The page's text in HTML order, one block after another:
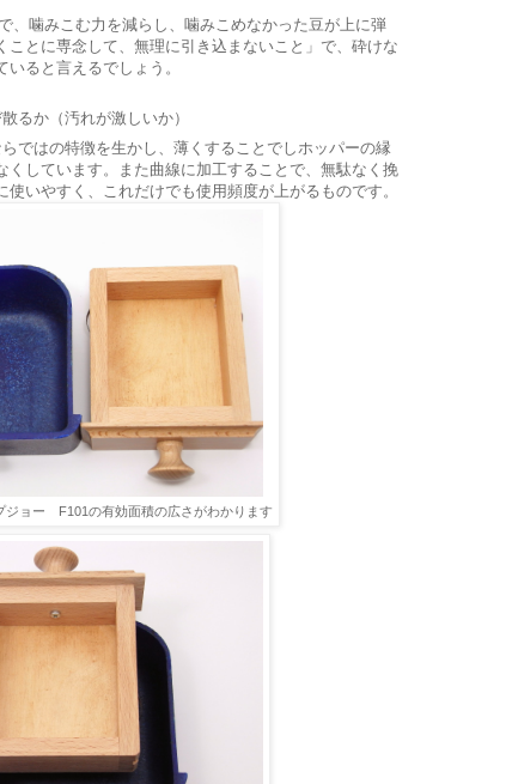
、噛みこむ力を減らし、噛みこめなかった豆が上に弾
ことに専念して、無理に引き込まないこと」で、砕けな
ると言えるでしょう。
るか（汚れが激しいか）
ではの特徴を生かし、薄くすることでしホッパーの縁
くしています。また曲線に加工することで、無駄なく挽
いやすく、これだけでも使用頻度が上がるものです。
ョー F101の有効面積の広さがわかります